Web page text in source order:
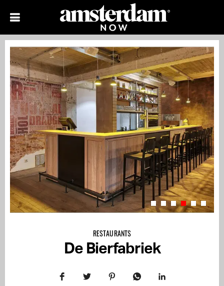
RESTAURANTS
De Bierfabriek